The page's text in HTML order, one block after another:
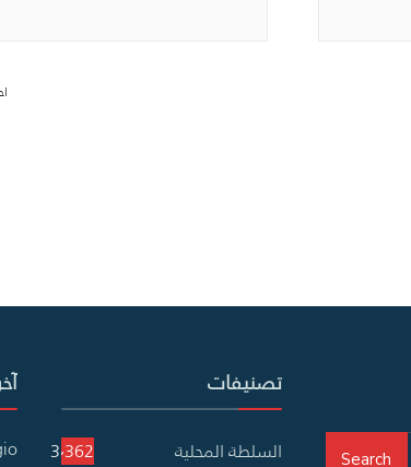
Search
تصنيفات
السلطة المحلية 3٬362